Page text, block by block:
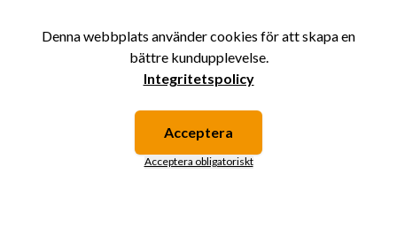
Denna webbplats använder cookies för att skapa en
bättre kundupplevelse.
Integritetspolicy
Acceptera
Acceptera obligatoriskt